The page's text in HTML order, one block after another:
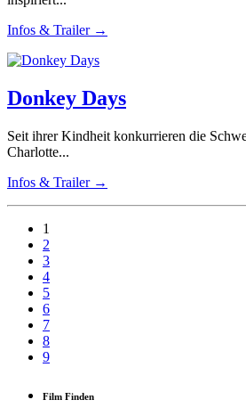
Infos & Trailer →
Donkey Days
Seit ihrer Kindheit konkurrieren die
Charlotte...
Infos & Trailer →
1
2
3
4
5
6
7
8
9
Film Finden